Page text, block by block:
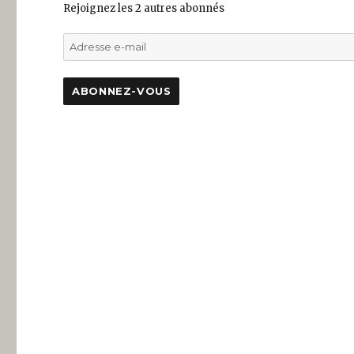
Rejoignez les 2 autres abonnés
Adresse
e-
ABONNEZ-VOUS